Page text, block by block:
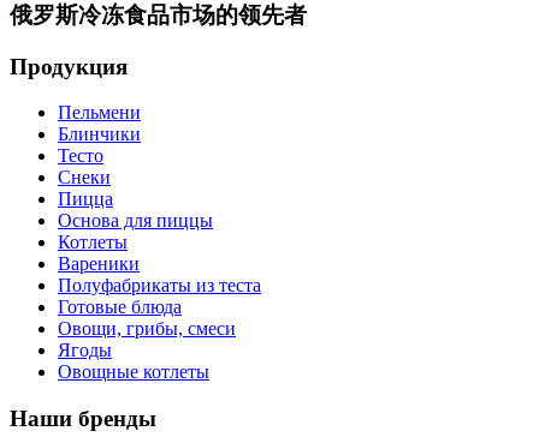
俄罗斯冷冻食品市场的领先者
Продукция
Пельмени
Блинчики
Тесто
Снеки
Пицца
Основа для пиццы
Котлеты
Вареники
Полуфабрикаты из теста
Готовые блюда
Овощи, грибы, смеси
Ягоды
Овощные котлеты
Наши бренды